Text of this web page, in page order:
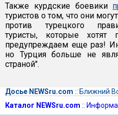
Также курдские боевики
туристов о том, что они
против турецкого
туристы, которые
предупреждаем еще раз!
но Турция больше не
страной".
Досье NEWSru.com :: Ближний
Каталог NEWSru.com ::